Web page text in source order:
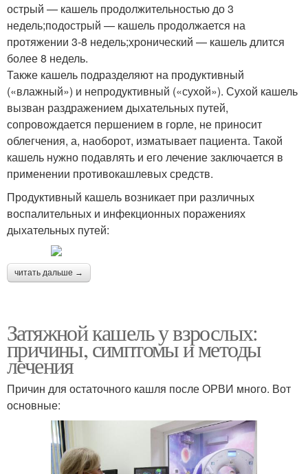
острый — кашель продолжительностью до 3
недель;подострый — кашель продолжается на
протяжении 3-8 недель;хронический — кашель длится
более 8 недель.
Также кашель подразделяют на продуктивный
(«влажный») и непродуктивный («сухой»). Сухой кашель
вызван раздражением дыхательных путей,
сопровождается першением в горле, не приносит
облегчения, а, наоборот, изматывает пациента. Такой
кашель нужно подавлять и его лечение заключается в
применении противокашлевых средств.
Продуктивный кашель возникает при различных
воспалительных и инфекционных поражениях
дыхательных путей:
читать дальше →
Затяжной кашель у взрослых:
причины, симптомы и методы
лечения
Причин для остаточного кашля после ОРВИ много. Вот
основные: